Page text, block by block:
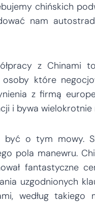
chińskich
nam
z Chinami
które
z firmą
i bywa wielokrotnie
być o tym mowy.
pola manewru.
fantastyczne
uzgodnionych
według takiego